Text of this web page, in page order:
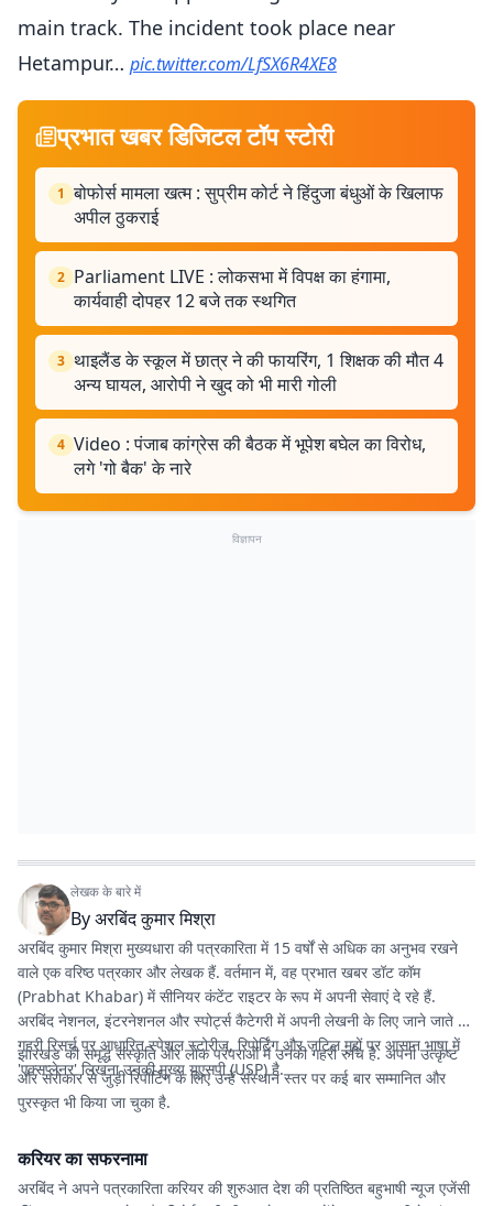
main track. The incident took place near
Hetampur… pic.twitter.com/LfSX6R4XE8
— IANS (@ians_india)June 14, 2026
प्रभात खबर डिजिटल टॉप स्टोरी
1 बोफोर्स मामला खत्म : सुप्रीम कोर्ट ने हिंदुजा बंधुओं के खिलाफ
अपील ठुकराई
2 Parliament LIVE : लोकसभा में विपक्ष का हंगामा,
कार्यवाही दोपहर 12 बजे तक स्थगित
3 थाइलैंड के स्कूल में छात्र ने की फायरिंग, 1 शिक्षक की मौत 4
अन्य घायल, आरोपी ने खुद को भी मारी गोली
4 Video : पंजाब कांग्रेस की बैठक में भूपेश बघेल का विरोध,
लगे 'गो बैक' के नारे
विज्ञापन
लेखक के बारे में
Byअरबिंद कुमार मिश्रा
अरबिंद कुमार मिश्रा मुख्यधारा की पत्रकारिता में 15 वर्षों से अधिक का अनुभव रखने
वाले एक वरिष्ठ पत्रकार और लेखक हैं. वर्तमान में, वह प्रभात खबर डॉट कॉम
(Prabhat Khabar) में सीनियर कंटेंट राइटर के रूप में अपनी सेवाएं दे रहे हैं.
अरबिंद नेशनल, इंटरनेशनल और स्पोर्ट्स कैटेगरी में अपनी लेखनी के लिए जाने जाते हैं.
गहरी रिसर्च पर आधारित स्पेशल स्टोरीज, रिपोर्टिंग और जटिल मुद्दों पर आसान भाषा में
'एक्सप्लेनर' लिखना उनकी मुख्य यूएसपी (USP) है.
झारखंड की समृद्ध संस्कृति और लोक परंपराओं में उनकी गहरी रुचि है. अपनी उत्कृष्ट
और सरोकार से जुड़ी रिपोर्टिंग के लिए उन्हें संस्थान स्तर पर कई बार सम्मानित और
पुरस्कृत भी किया जा चुका है.
करियर का सफरनामा
अरबिंद ने अपने पत्रकारिता करियर की शुरुआत देश की प्रतिष्ठित बहुभाषी न्यूज एजेंसी